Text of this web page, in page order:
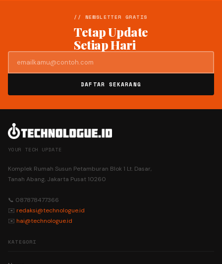
// NEWSLETTER GRATIS
Tetap Update
Setiap Hari
DAFTAR SEKARANG
YOUR TECH UPDATE
Komplek Rumah Susun Petamburan Blok 1 Lt. Dasar,
Tanah Abang, Jakarta Pusat 10260
📞 087878477366
✉️ redaksi@technologue.id
✉️ hai@technologue.id
KATEGORI